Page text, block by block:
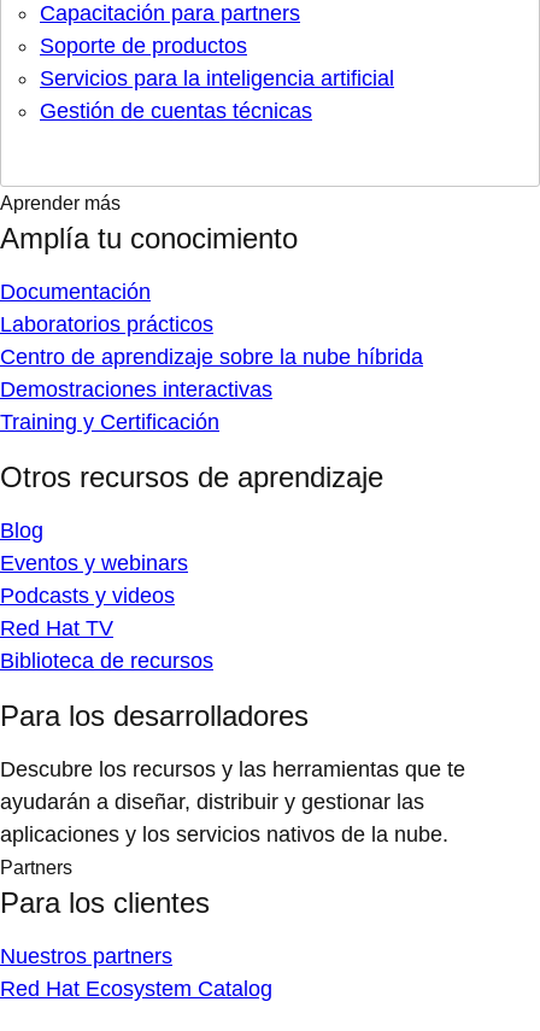
Capacitación para partners
Soporte de productos
Servicios para la inteligencia artificial
Gestión de cuentas técnicas
Aprender más
Amplía tu conocimiento
Documentación
Laboratorios prácticos
Centro de aprendizaje sobre la nube híbrida
Demostraciones interactivas
Training y Certificación
Otros recursos de aprendizaje
Blog
Eventos y webinars
Podcasts y videos
Red Hat TV
Biblioteca de recursos
Para los desarrolladores
Descubre los recursos y las herramientas que te
ayudarán a diseñar, distribuir y gestionar las
aplicaciones y los servicios nativos de la nube.
Partners
Para los clientes
Nuestros partners
Red Hat Ecosystem Catalog